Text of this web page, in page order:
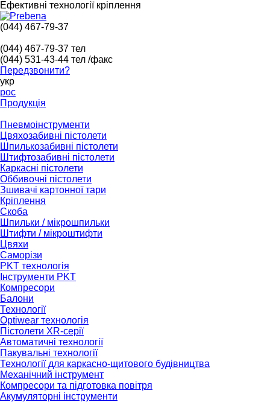
Ефективні технології кріплення
(044) 467-79-37
(044) 467-79-37 тел
(044) 531-43-44 тел /факс
Передзвонити?
укр
рос
Продукція
Пневмоінструменти
Цвяхозабивні пістолети
Шпилькозабивні пістолети
Штифтозабивні пістолети
Каркасні пістолети
Оббивочні пістолети
Зшивачі картонної тари
Кріплення
Скоба
Шпильки / мікрошпильки
Штифти / мікроштифти
Цвяхи
Саморізи
PKT технологія
Інструменти PKT
Компресори
Балони
Технології
Optiwear технологія
Пістолети XR-серії
Автоматичні технології
Пакувальні технології
Технології для каркасно-щитового будівництва
Механічний інструмент
Компресори та підготовка повітря
Акумуляторні інструменти